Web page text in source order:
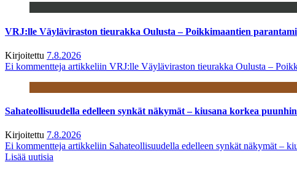
VRJ:lle Väyläviraston tieurakka Oulusta – Poikkimaantien
Kirjoitettu 7.8.2026
Ei kommentteja artikkeliin VRJ:lle Väyläviraston tieurakka Oulusta –
Sahateollisuudella edelleen synkät näkymät – kiusana korkea
Kirjoitettu 7.8.2026
Ei kommentteja artikkeliin Sahateollisuudella edelleen synkät näkymät –
Lisää uutisia